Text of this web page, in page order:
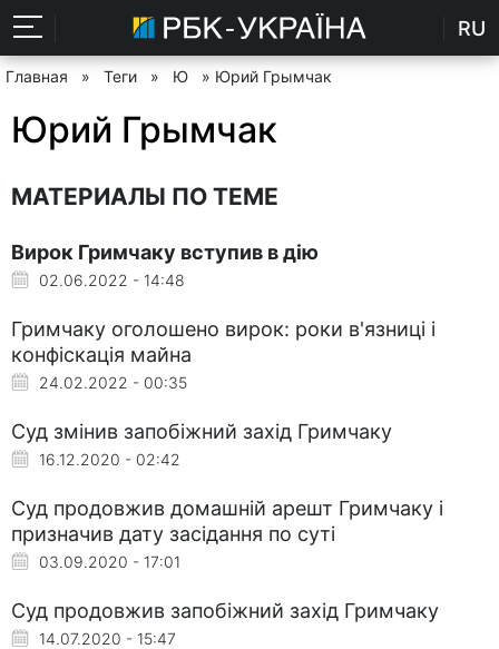
RU
Главная » Теги » Ю » Юрий Грымчак
Юрий Грымчак
МАТЕРИАЛЫ ПО ТЕМЕ
Вирок Гримчаку вступив в дію
02.06.2022 - 14:48
Гримчаку оголошено вирок: роки в'язниці і
конфіскація майна
24.02.2022 - 00:35
Суд змінив запобіжний захід Гримчаку
16.12.2020 - 02:42
Суд продовжив домашній арешт Гримчаку і
призначив дату засідання по суті
03.09.2020 - 17:01
Суд продовжив запобіжний захід Гримчаку
14.07.2020 - 15:47